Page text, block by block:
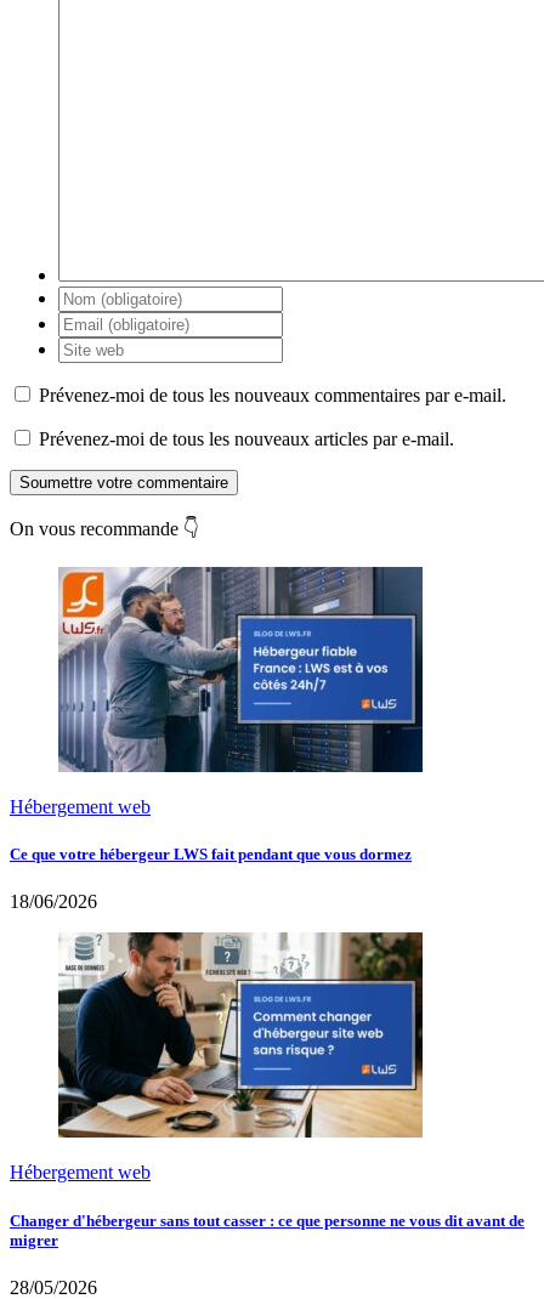
Prévenez-moi de tous les nouveaux commentaires par e-mail.
Prévenez-moi de tous les nouveaux articles par e-mail.
Soumettre votre commentaire
On vous recommande 👇
Hébergement web
Ce que votre hébergeur LWS fait pendant que vous dormez
18/06/2026
Hébergement web
Changer d'hébergeur sans tout casser : ce que personne ne vous dit avant de
migrer
28/05/2026